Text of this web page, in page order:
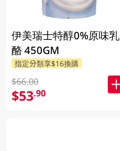
伊美瑞士特醇0%原味乳
酪 450GM
指定分類享$16換購
$66.00
$53.90